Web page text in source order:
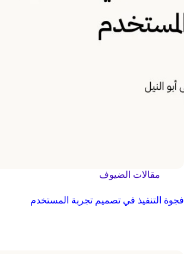
مقالات الضيوف
فجوة التنفيذ في تصميم تجربة المستخدم